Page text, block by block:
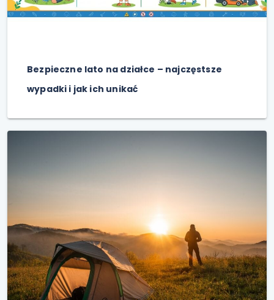
Bezpieczne lato na działce – najczęstsze
wypadki i jak ich unikać